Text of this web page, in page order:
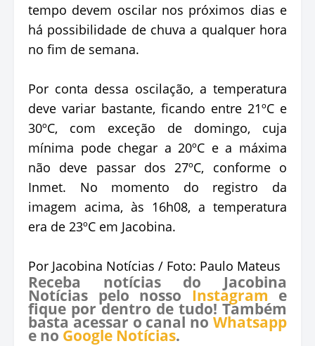
tempo devem oscilar nos próximos dias e
há possibilidade de chuva a qualquer hora
no fim de semana.
Por conta dessa oscilação, a temperatura
deve variar bastante, ficando entre 21ºC e
30ºC, com exceção de domingo, cuja
mínima pode chegar a 20ºC e a máxima
não deve passar dos 27ºC, conforme o
Inmet. No momento do registro da
imagem acima, às 16h08, a temperatura
era de 23ºC em Jacobina.
Por Jacobina Notícias / Foto: Paulo Mateus
Receba notícias do Jacobina
Notícias pelo nosso Instagram e
fique por dentro de tudo! Também
basta acessar o canal no Whatsapp
e no Google Notícias.